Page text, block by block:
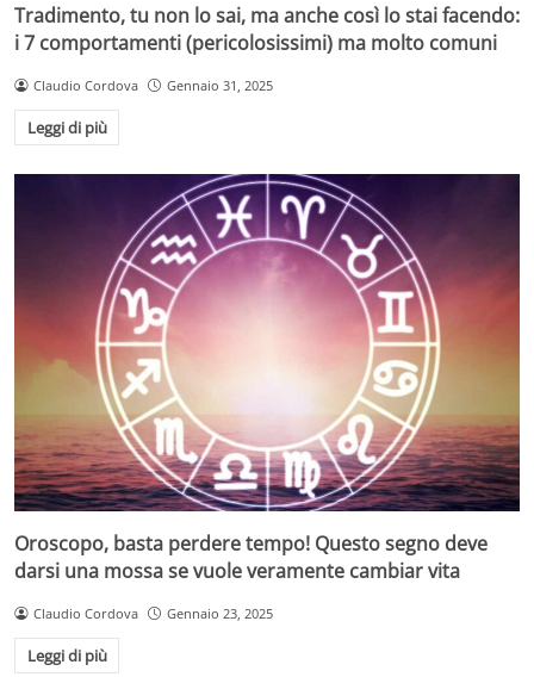
Tradimento, tu non lo sai, ma anche così lo stai facendo:
i 7 comportamenti (pericolosissimi) ma molto comuni
Claudio Cordova Gennaio 31, 2025
Leggi di più
Oroscopo, basta perdere tempo! Questo segno deve
darsi una mossa se vuole veramente cambiar vita
Claudio Cordova Gennaio 23, 2025
Leggi di più